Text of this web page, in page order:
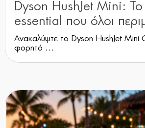
Dyson HushJet Mini:
essential που όλοι
Ανακαλύψτε το Dyson HushJet Mini
φορητό ...